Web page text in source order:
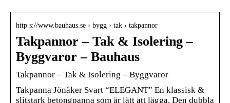
http s://www.bauhaus.se › bygg › tak › takpannor
Takpannor – Tak & Isolering –
Byggvaror – Bauhaus
Takpannor – Tak & Isolering – Byggvaror
Takpanna Jönåker Svart “ELEGANT” En klassisk &
slitstark betongpanna som är lätt att lägga. Den dubbla